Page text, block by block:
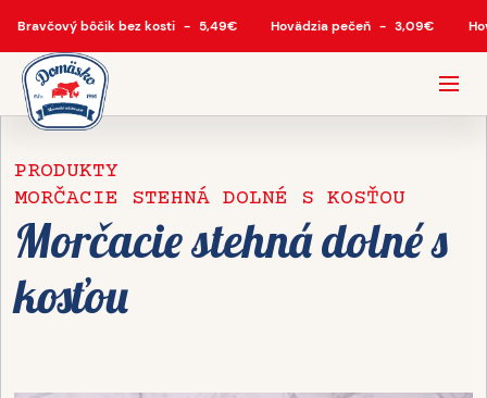
Bravčový bôčik bez kosti - 5,49€ Hovädzia pečeň - 3,09€
PRODUKTY
MORČACIE STEHNÁ DOLNÉ S KOSŤOU
Morčacie stehná dolné s
kosťou